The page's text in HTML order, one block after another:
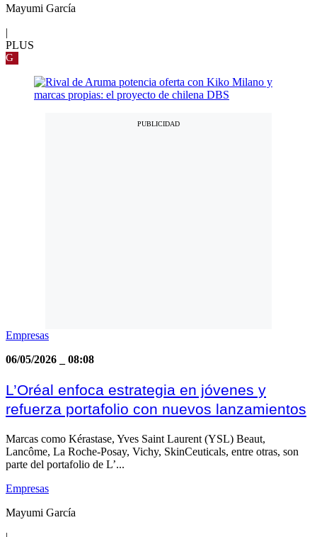
Mayumi García
|
PLUS
G
Empresas
06/05/2026
08:08
L’Oréal enfoca estrategia en jóvenes y
refuerza portafolio con nuevos lanzamientos
Marcas como Kérastase, Yves Saint Laurent (YSL) Beaut,
Lancôme, La Roche-Posay, Vichy, SkinCeuticals, entre otras, son
parte del portafolio de L’...
Empresas
Mayumi García